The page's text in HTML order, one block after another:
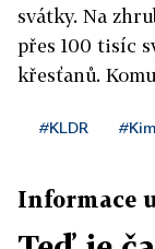
svátky. Na
přes 100 tisíc
křesťanů.
#KLDR
Informace